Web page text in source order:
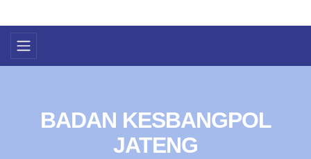
BADAN KESBANGPOL
JATENG